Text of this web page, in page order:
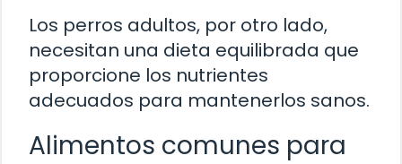
Los perros adultos, por otro lado,
necesitan una dieta equilibrada que
proporcione los nutrientes
adecuados para mantenerlos sanos.
Alimentos comunes para